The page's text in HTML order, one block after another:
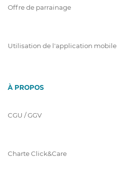
Offre de parrainage
Utilisation de l'application mobile
À PROPOS
CGU / GGV
Charte Click&Care